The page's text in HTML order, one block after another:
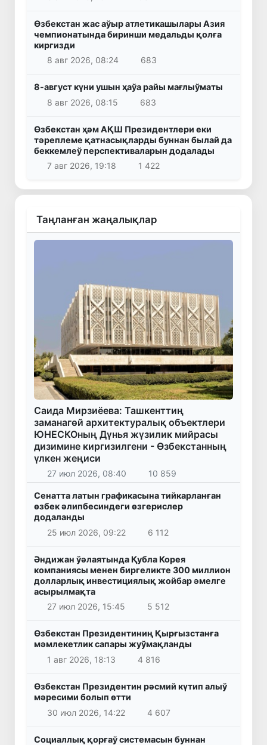
Өзбекстан жас аўыр атлетикашылары Азия
чемпионатында биринши медальды қолға
киргизди
8 авг 2026, 08:24
683
8-август күни ушын ҳаўа райы мағлыўматы
8 авг 2026, 08:15
683
Өзбекстан ҳәм АҚШ Президентлери еки
тәреплеме қатнасықларды буннан былай да
беккемлеў перспективаларын додалады
7 авг 2026, 19:18
1 422
Таңланған жаңалықлар
Саида Мирзиёева: Ташкенттиң
заманагөй архитектуралық объектлери
ЮНЕСКОның Дүнья жүзилик мийрасы
дизимине киргизилгени - Өзбекстанның
үлкен жеңиси
27 июл 2026, 08:40 10 859
Сенатта латын графикасына тийкарланған
өзбек әлипбесиндеги өзгерислер
додаланды
25 июл 2026, 09:22
6 112
Әндижан ўәлаятында Қубла Корея
компаниясы менен биргеликте 300 миллион
долларлық инвестициялық жойбар әмелге
асырылмақта
27 июл 2026, 15:45
5 512
Өзбекстан Президентиниң Қырғызстанға
мәмлекетлик сапары жуўмақланды
1 авг 2026, 18:13
4 816
Өзбекстан Президентин рәсмий күтип алыў
мәресими болып өтти
30 июл 2026, 14:22
4 607
Социаллық қорғаў системасын буннан